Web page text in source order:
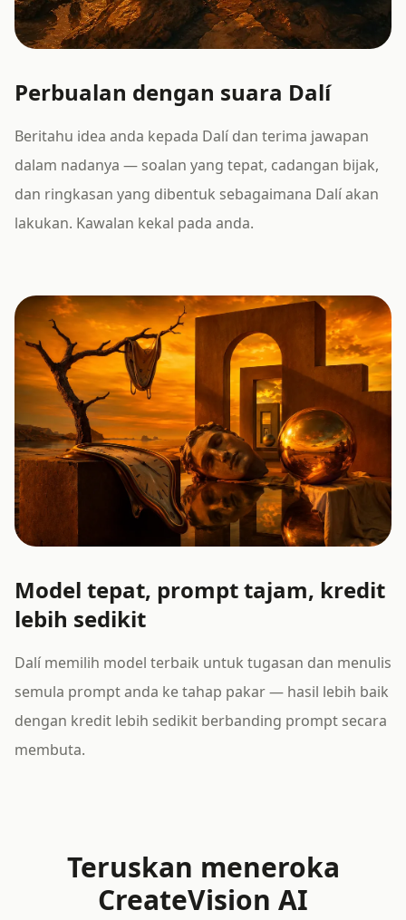
Perbualan dengan suara Dalí
Beritahu idea anda kepada Dalí dan terima jawapan
dalam nadanya — soalan yang tepat, cadangan bijak,
dan ringkasan yang dibentuk sebagaimana Dalí akan
lakukan. Kawalan kekal pada anda.
Model tepat, prompt tajam, kredit
lebih sedikit
Dalí memilih model terbaik untuk tugasan dan menulis
semula prompt anda ke tahap pakar — hasil lebih baik
dengan kredit lebih sedikit berbanding prompt secara
membuta.
Teruskan meneroka
CreateVision AI